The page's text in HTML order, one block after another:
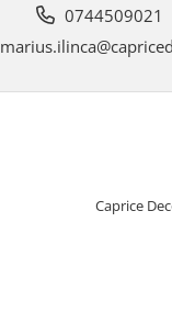
0744509021
Caprice